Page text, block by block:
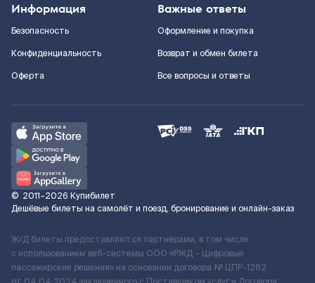
Информация
Безопасность
Конфиденциальность
Оферта
Важные ответы
Оформление и покупка
Возврат и обмен билета
Все вопросы и ответы
© 2011–2026 Купибилет
Дешёвые билеты на самолёт и поезд, бронирование и онлайн-заказ
Ж/Д билеты предоставляются партнёрами, в том числе
с использованием веб-системы ООО «РЖД – Цифровые
пассажирские решения» на основании договора № ЦПР-1282